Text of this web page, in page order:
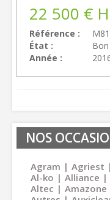
Référence
État
Année
22 500 €
NOS
Agram Agriest
Al-ko
Alliance
Altec
Amazone